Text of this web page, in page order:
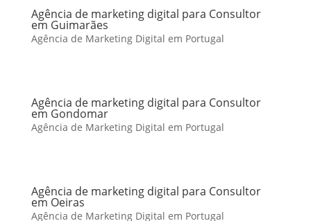
Agência de marketing digital para Consultor
em Guimarães
Agência de Marketing Digital em Portugal
Agência de marketing digital para Consultor
em Gondomar
Agência de Marketing Digital em Portugal
Agência de marketing digital para Consultor
em Oeiras
Agência de Marketing Digital em Portugal